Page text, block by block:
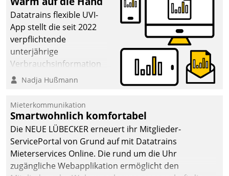
Datatrains flexible UVI-
App stellt die seit 2022
verpflichtende
unterjährige
Verbrauchsinformation
schnell, zuverlässig und
Die monatlichen
Mitteilungen zum
Heizungs- und
Wasserverbrauch gehen
automatisiert, vollständig
und auf Wunsch über
Nadja Hußmann
Mieterkommunikation
Smartwohnlich komfortabel
Die NEUE LÜBECKER erneuert ihr Mitglieder-
ServicePortal von Grund auf mit Datatrains
Mieterservices Online. Die rund um die Uhr
zugängliche Webapplikation ermöglicht den